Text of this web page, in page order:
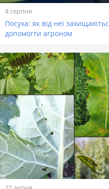
4 серпня
Посуха: як від неї
допомогти агроном